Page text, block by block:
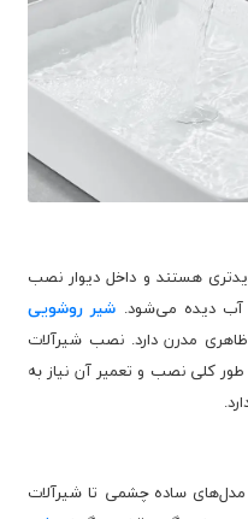
هستند و داخل دیوار نصب
دیده می‌شود. شیر روشویی
مدرن دارد. نصب شیرآلات
طور کلی نصب و تعمیر آن نیاز به
مدل‌های ساده چشمی تا شیرآلات